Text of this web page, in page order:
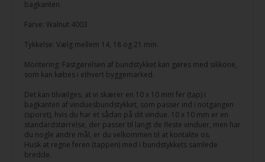
bagkanten.
Farve: Walnut 4003
Tykkelse: Vælg mellem 14, 18 og 21 mm.
Montering: Fastgørelsen af bundstykket kan gøres med silikone,
som kan købes i ethvert byggemarked.
Det kan tilvælges, at vi skærer en 10 x 10 mm fer (tap) i
bagkanten af vinduesbundstykket, som passer ind i notgangen
(sporet), hvis du har et sådan på dit vindue. 10 x 10 mm er en
standardstørrelse, der passer til langt de fleste vinduer, men har
du nogle andre mål, er du velkommen til at kontakte os.
Husk at regne feren (tappen) med i bundstykkets samlede
bredde.